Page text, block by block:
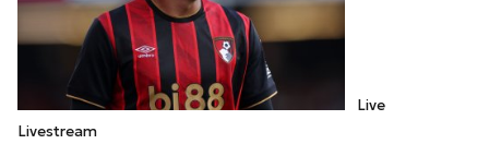
Live
Livestream